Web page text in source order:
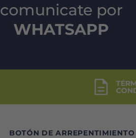
comunicate por
WHATSAPP
BOTÓN DE ARREPENTIMIENTO